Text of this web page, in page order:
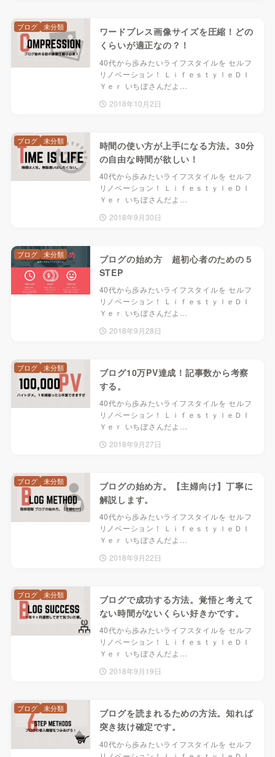
ワードプレス画像サイズを圧縮！どの
くらいが適正なの？！
40代から歩みたいライフスタイルを セルフ
リノベーション！ ＬｉｆｅｓｔｙｌｅＤＩ
Ｙｅｒ いちぼさんだよ…
2018年10月2日
ブログ 未分類
時間の使い方が上手になる方法。30分
の自由な時間が欲しい！
40代から歩みたいライフスタイルを セルフ
リノベーション！ ＬｉｆｅｓｔｙｌｅＤＩ
Ｙｅｒ いちぼさんだよ…
2018年9月30日
ブログ 未分類
ブログの始め方 超初心者のための５
STEP
40代から歩みたいライフスタイルを セルフ
リノベーション！ ＬｉｆｅｓｔｙｌｅＤＩ
Ｙｅｒ いちぼさんだよ…
2018年9月28日
ブログ 未分類
ブログ10万PV達成！記事数から考察
する。
40代から歩みたいライフスタイルを セルフ
リノベーション！ ＬｉｆｅｓｔｙｌｅＤＩ
Ｙｅｒ いちぼさんだよ…
2018年9月27日
ブログ 未分類
ブログの始め方。【主婦向け】丁寧に
解説します。
40代から歩みたいライフスタイルを セルフ
リノベーション！ ＬｉｆｅｓｔｙｌｅＤＩ
Ｙｅｒ いちぼさんだよ…
2018年9月22日
ブログ 未分類
ブログで成功する方法。覚悟と考えて
ない時間がないくらい好きかです。
40代から歩みたいライフスタイルを セルフ
リノベーション！ ＬｉｆｅｓｔｙｌｅＤＩ
Ｙｅｒ いちぼさんだよ…
2018年9月19日
ブログ 未分類
ブログを読まれるための方法。知れば
突き抜け確定です。
40代から歩みたいライフスタイルを セルフ
ブログ 未分類